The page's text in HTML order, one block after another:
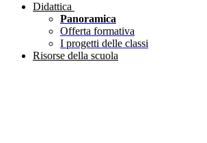
Didattica
Panoramica
Offerta formativa
I progetti delle classi
Risorse della scuola